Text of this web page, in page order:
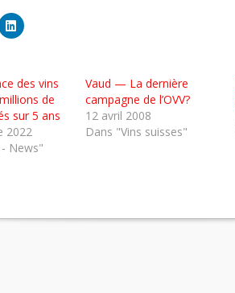
Cliquez
pour
dans
une
nouvelle
fenêtre)
des vins
de
sur 5 ans
2022
News"
Vaud — La dernière
campagne de l’OVV?
12 avril 2008
Dans "Vins suisses"